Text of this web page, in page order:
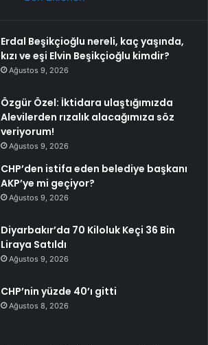
Erdal Beşikçioğlu nereli, kaç yaşında,
kızı ve eşi Elvin Beşikçioğlu kimdir?
Ağustos 9, 2026
Özgür Özel: İktidara ulaştığımızda
Alevilerden rızalık alacağımıza söz
veriyorum!
Ağustos 9, 2026
CHP’den istifa eden belediye başkanı
AKP’ye mi geçiyor?
Ağustos 9, 2026
Diyarbakır’da 70 Kiloluk Keçi 36 Bin
Liraya Satıldı
Ağustos 9, 2026
CHP’nin yüzde 40’ı gitti
Ağustos 8, 2026